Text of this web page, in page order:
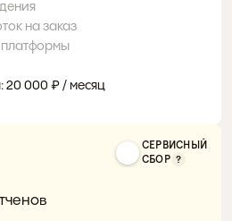
на заказ
платформы
20 000 ₽ / месяц
СЕРВИСНЫЙ
СБОР